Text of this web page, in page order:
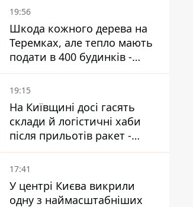
19:56
Шкода кожного дерева на
Теремках, але тепло мають
подати в 400 будинків -
депутатка Київради
19:15
На Київщині досі гасять
склади й логістичні хаби
після прильотів ракет -
ДСНС
17:41
У центрі Києва викрили
одну з наймасштабніших